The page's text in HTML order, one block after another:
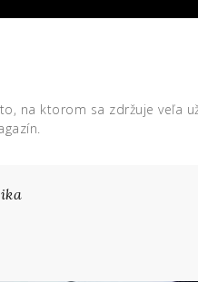
na ktorom sa zdržuje veľa